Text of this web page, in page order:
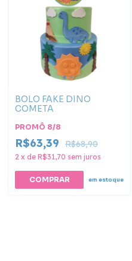
BOLO FAKE DINO
COMETA
PROMÔ 8/8
R$63,39 R$68,90
2 x de R$31,70 sem juros
em estoque